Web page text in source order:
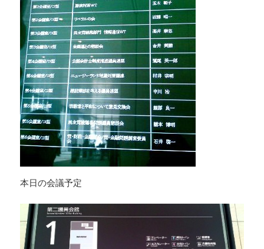
本日の会議予定